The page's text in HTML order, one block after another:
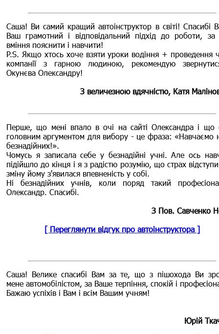
Саша! Ви самий кращий автоінструктор в світі! Спасибі
Ваш грамотний і відповідальний підхід до роботи,
вміння пояснити і навчити!
P.S. Якщо хтось хоче взяти уроки водіння + проведення
компанії з гарною людиною, рекомендую
Окунєва Олександру!
З величезною вдячністю, Катя
Перше, що мені впало в очі на сайті Олександра і що
головним аргументом для вибору - це фраза: «Навчаємо
безнадійних!».
Чомусь я записала себе у безнадійні учні. Але ось
підійшло до кінця і я з радістю розумію, що страх
зміну йому з'явилася впевненість у собі.
Ні безнадійних учнів, коли поряд такий
Олександр. Спасибі.
З Пов. Савченко
[ Переглянути відгук про автоінструктора ]
Саша! Велике спасибі Вам за те, що з пішохода Ви
мене автомобілістом, за Ваше терпіння, спокій і
Бажаю успіхів і Вам і всім Вашим учням!
Юрій